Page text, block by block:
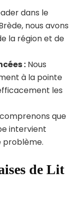
dans le
nous avons
la région et de
: Nous
à la pointe
les
que
intervient
problème.
de Lit